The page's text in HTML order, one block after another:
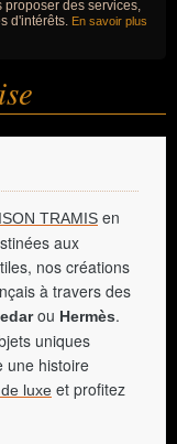
proposer des services,
d'intérêts. En savoir plus
TRAMIS en
aux
nos créations
à travers des
ou Hermès.
uniques
une histoire
luxe et profitez